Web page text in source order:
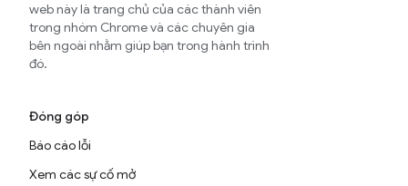
web này là trang chủ của các thành viên
trong nhóm Chrome và các chuyên gia
bên ngoài nhằm giúp bạn trong hành trình
đó.
Đóng góp
Báo cáo lỗi
Xem các sự cố mở